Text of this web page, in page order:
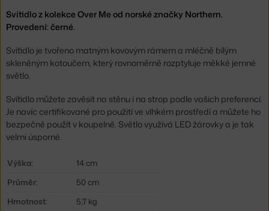
Svítidlo z kolekce Over Me od norské značky Northern.
Provedení: černé.
Svítidlo je tvořeno matným kovovým rámem a mléčně bílým
skleněným kotoučem, který rovnoměrně rozptyluje měkké jemné
světlo.
Svítidlo můžete zavěsit na stěnu i na strop podle vašich preferencí.
Je navíc certifikované pro použití ve vlhkém prostředí a můžete ho
bezpečně použít v koupelně. Světlo využívá LED žárovky a je tak
velmi úsporné.
Výška:
14 cm
Průměr:
50 cm
Hmotnost:
5,7 kg